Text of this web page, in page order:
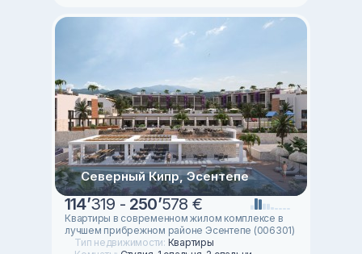
Северный Кипр, Эсентепе
114’319 - 250’578 €
Квартиры в современном жилом комплексе в
лучшем прибрежном районе Эсентепе (006301)
Тип недвижимости: Квартиры